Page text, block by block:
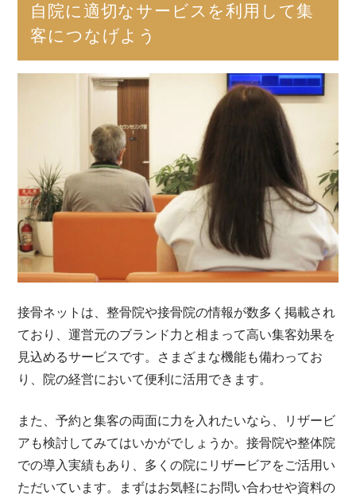
自院に適切なサービスを利用して集
客につなげよう
接骨ネットは、整骨院や接骨院の情報が数多く掲載され
ており、運営元のブランド力と相まって高い集客効果を
見込めるサービスです。さまざまな機能も備わってお
り、院の経営において便利に活用できます。
また、予約と集客の両面に力を入れたいなら、リザービ
アも検討してみてはいかがでしょうか。接骨院や整体院
での導入実績もあり、多くの院にリザービアをご活用い
ただいています。まずはお気軽にお問い合わせや資料の